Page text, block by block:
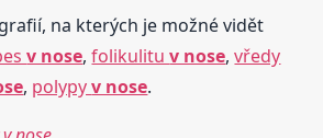
na kterých je možné vidět
v nose,folikulituv nose,vředy
, polypyv nose.